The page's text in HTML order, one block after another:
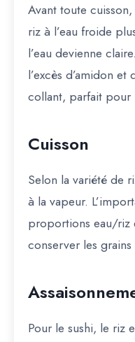
Avant toute
riz à l’eau froide
l’eau devienne
l’excès d’amidon
collant, parfait pour
Cuisson
Selon la variété de
à la vapeur.
proportions eau/
conserver les
Pour le sushi, le riz